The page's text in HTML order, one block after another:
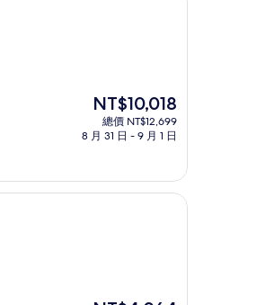
現
在
價
NT$10,018
NT$10,018
總價 NT$12,699
8 月 31 日 - 9 月 1 日